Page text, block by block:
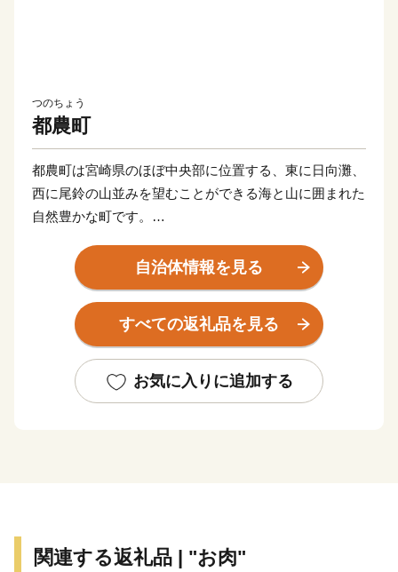
つのちょう
都農町
都農町は宮崎県のほぼ中央部に位置する、東に日向灘、
西に尾鈴の山並みを望むことができる海と山に囲まれた
自然豊かな町です。
わった『都農ワイン』は、国内での度重なる受賞歴に加
え、世界的に権戚のあるワイン百科『Wine Report』で
も紹介されるなど、世界からも高い評価を受けていま
をはじめ、『農の都』という名にふさわしく、野菜や果
実、畜産物などのさまざまな農産物が生産されており、
いたします。
自治体情報を見る
すべての返礼品を見る
お気に入りに追加する
関連する返礼品 | "お肉"